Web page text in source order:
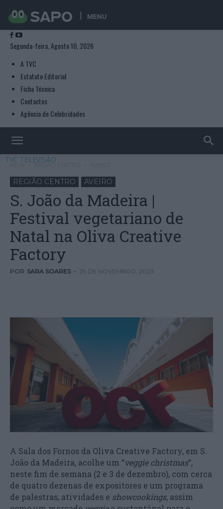
MENU
Segunda-feira, Agosto 10, 2026
A TVC
Estatuto Editorial
Ficha Técnica
Contactos
Agência de Celebridades
TVC TELEVISÃO
Início REGIÃO CENTRO
REGIÃO CENTRO AVEIRO
S. João da Madeira |
Festival vegetariano de
Natal na Oliva Creative
Factory
POR SARA SOARES - 29 DE NOVEMBRO, 2023
A Sala dos Fornos da Oliva Creative Factory, em S.
João da Madeira, acolhe um “veggie christmas“, ​
neste fim de semana (2 e 3 de dezembro), com cerca
de quatro dezenas de expositores e um programa
de palestras, atividades e showcookings, assim